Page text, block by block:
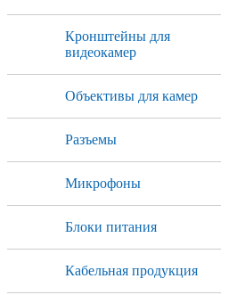
Кронштейны для
видеокамер
Объективы для камер
Разъемы
Микрофоны
Блоки питания
Кабельная продукция